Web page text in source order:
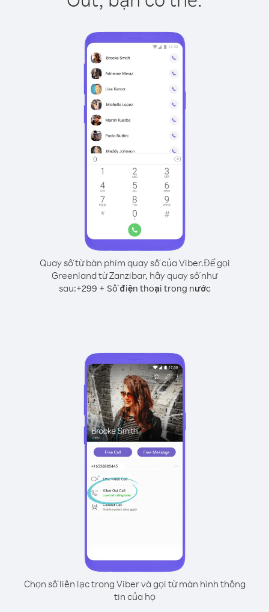
Quay số từ bàn phím quay số của Viber.Để gọi
Greenland từ Zanzibar, hãy quay số như
sau:+299 + Số điện thoại trong nước
Chọn số liên lạc trong Viber và gọi từ màn hình thông
tin của họ